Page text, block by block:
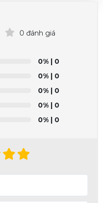
0 đánh giá
0% | 0
0% | 0
0% | 0
0% | 0
0% | 0